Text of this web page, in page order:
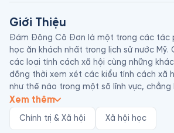
Giới Thiệu
Đám Đông Cô Đơn là một trong các tác
học ăn khách nhất trong lịch sử nước Mỹ.
các loại tính cách xã hội cùng những
đồng thời xem xét các kiểu tính cách xã
như thế nào trong một số lĩnh vực, chẳng
học, Đại học Chicago, và là giáo sư tại
Xem thêm
Chính trị & Xã hội Xã hội học